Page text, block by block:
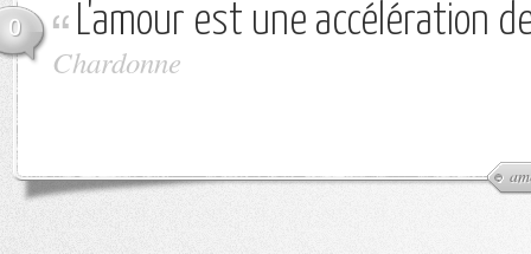
0 L'amour est une accélération
Chardonne